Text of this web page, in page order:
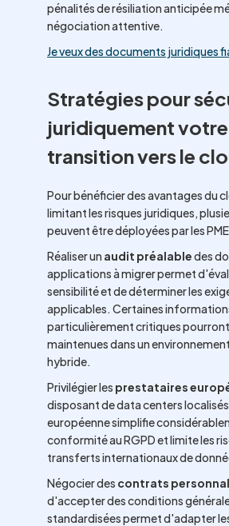
pénalités de résiliation anticipée
négociation attentive.
Je veux des documents juridiques
Stratégies pour
juridiquement votre
transition vers le
Pour bénéficier des avantages du
limitant les risques juridiques,
peuvent être déployées par les
Réaliser un audit préalabledes
applications à migrer permet
sensibilité et de déterminer les
applicables. Certaines
particulièrement critiques
maintenues dans un
hybride.
Privilégier les prestataires
disposant de data centers
européenne simplifie
conformité au RGPD et limite les
transferts internationaux de
Négocier des contrats
d'accepter des conditions
standardisées permet d'adapter